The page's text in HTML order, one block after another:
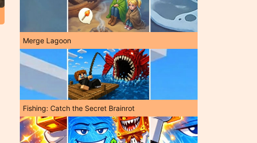
Merge Lagoon
Fishing: Catch the Secret Brainrot